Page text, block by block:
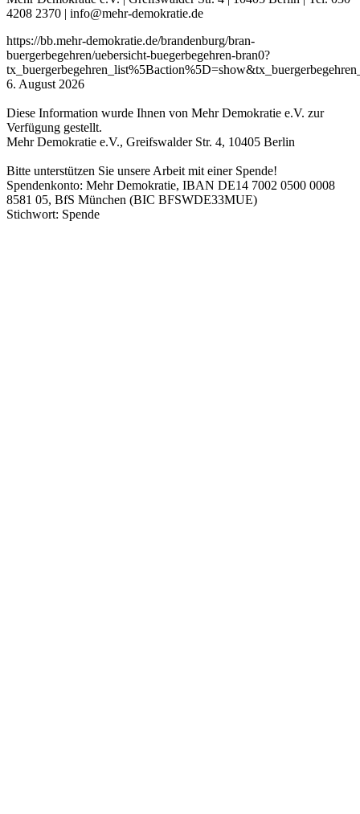
4208 2370 | info@mehr-demokratie.de
https://bb.mehr-demokratie.de/brandenburg/bran-
buergerbegehren/uebersicht-buegerbegehren-bran0?
6. August 2026
Diese Information wurde Ihnen von Mehr Demokratie e.V. zur
Verfügung gestellt.
Mehr Demokratie e.V., Greifswalder Str. 4, 10405 Berlin
Bitte unterstützen Sie unsere Arbeit mit einer Spende!
Spendenkonto: Mehr Demokratie, IBAN DE14 7002 0500 0008
8581 05, BfS München (BIC BFSWDE33MUE)
Stichwort: Spende